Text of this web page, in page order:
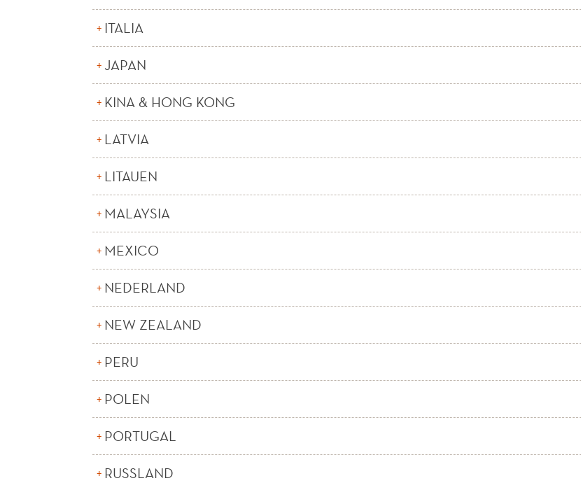
ITALIA
JAPAN
KINA & HONG KONG
LATVIA
LITAUEN
MALAYSIA
MEXICO
NEDERLAND
NEW ZEALAND
PERU
POLEN
PORTUGAL
RUSSLAND